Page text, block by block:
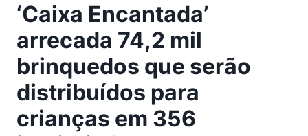
Conteúdo
‘Caixa Encantada’
arrecada 74,2 mil
brinquedos que serão
distribuídos para
crianças em 356